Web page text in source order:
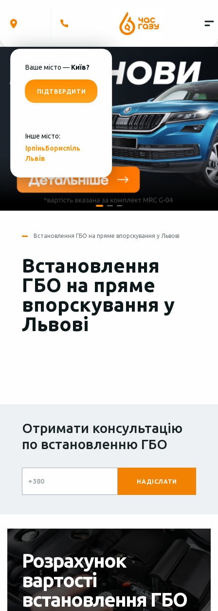
Ваше місто — Київ?
ПІДТВЕРДИТИ
Інше місто:
ІрпіньБориспіль
Львів
Встановлення ГБО на пряме впорскування у Львові
Встановлення
ГБО на пряме
впорскування у
Львові
Отримати консультацію
по встановленню ГБО
Розрахунок
вартості
встановлення ГБО